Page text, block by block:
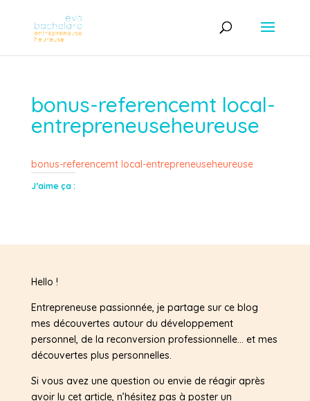
bonus-referencemt local-
entrepreneuseheureuse
bonus-referencemt local-entrepreneuseheureuse
J’aime ça :
Hello !
Entrepreneuse passionnée, je partage sur ce blog
mes découvertes autour du développement
personnel, de la reconversion professionnelle… et mes
découvertes plus personnelles.
Si vous avez une question ou envie de réagir après
avoir lu cet article, n’hésitez pas à poster un